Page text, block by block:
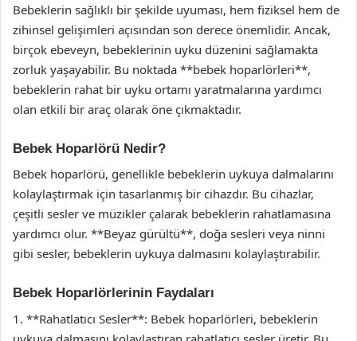
Bebeklerin sağlıklı bir şekilde uyuması, hem fiziksel hem de
zihinsel gelişimleri açısından son derece önemlidir. Ancak,
birçok ebeveyn, bebeklerinin uyku düzenini sağlamakta
zorluk yaşayabilir. Bu noktada **bebek hoparlörleri**,
bebeklerin rahat bir uyku ortamı yaratmalarına yardımcı
olan etkili bir araç olarak öne çıkmaktadır.
Bebek Hoparlörü Nedir?
Bebek hoparlörü, genellikle bebeklerin uykuya dalmalarını
kolaylaştırmak için tasarlanmış bir cihazdır. Bu cihazlar,
çeşitli sesler ve müzikler çalarak bebeklerin rahatlamasına
yardımcı olur. **Beyaz gürültü**, doğa sesleri veya ninni
gibi sesler, bebeklerin uykuya dalmasını kolaylaştırabilir.
Bebek Hoparlörlerinin Faydaları
1. **Rahatlatıcı Sesler**: Bebek hoparlörleri, bebeklerin